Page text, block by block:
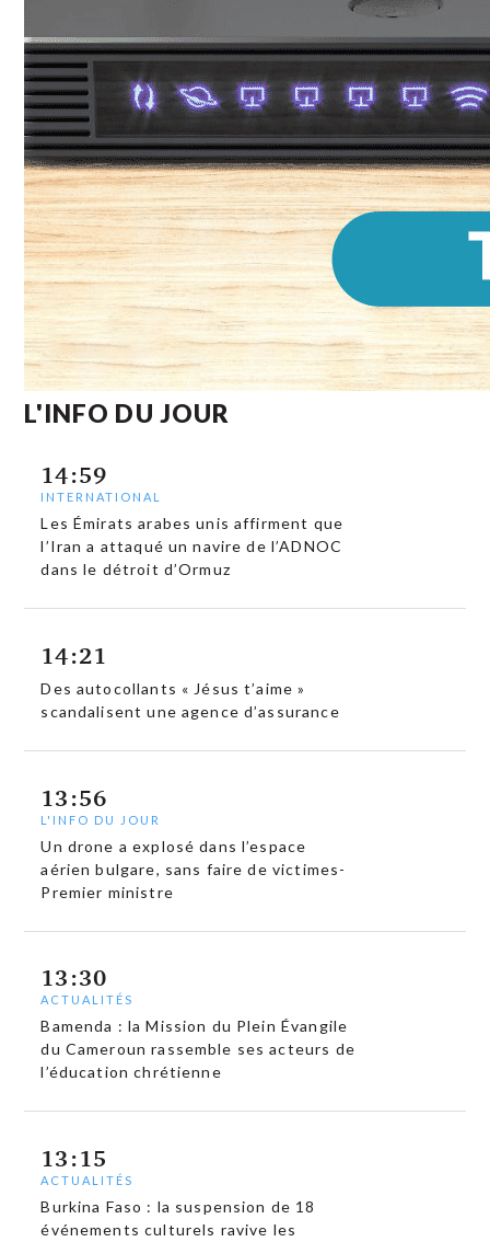
L'INFO DU JOUR
14:59
INTERNATIONAL
Les Émirats arabes unis affirment que
l’Iran a attaqué un navire de l’ADNOC
dans le détroit d’Ormuz
14:21
Des autocollants « Jésus t’aime »
scandalisent une agence d’assurance
13:56
L'INFO DU JOUR
Un drone a explosé dans l’espace
aérien bulgare, sans faire de victimes-
Premier ministre
13:30
ACTUALITÉS
Bamenda : la Mission du Plein Évangile
du Cameroun rassemble ses acteurs de
l’éducation chrétienne
13:15
ACTUALITÉS
Burkina Faso : la suspension de 18
événements culturels ravive les